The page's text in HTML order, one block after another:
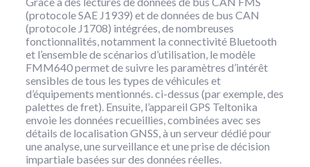
(protocole SAE J1939) et de données de bus CAN
(protocole J1708) intégrées, de nombreuses
fonctionnalités, notamment la connectivité Bluetooth
et l’ensemble de scénarios d’utilisation, le modèle
FMM640 permet de suivre les paramètres d’intérêt
sensibles de tous les types de véhicules et
d’équipements mentionnés. ci-dessus (par exemple, des
palettes de fret). Ensuite, l’appareil GPS Teltonika
envoie les données recueillies, combinées avec ses
détails de localisation GNSS, à un serveur dédié pour
une analyse, une surveillance et une prise de décision
impartiale basées sur des données réelles.